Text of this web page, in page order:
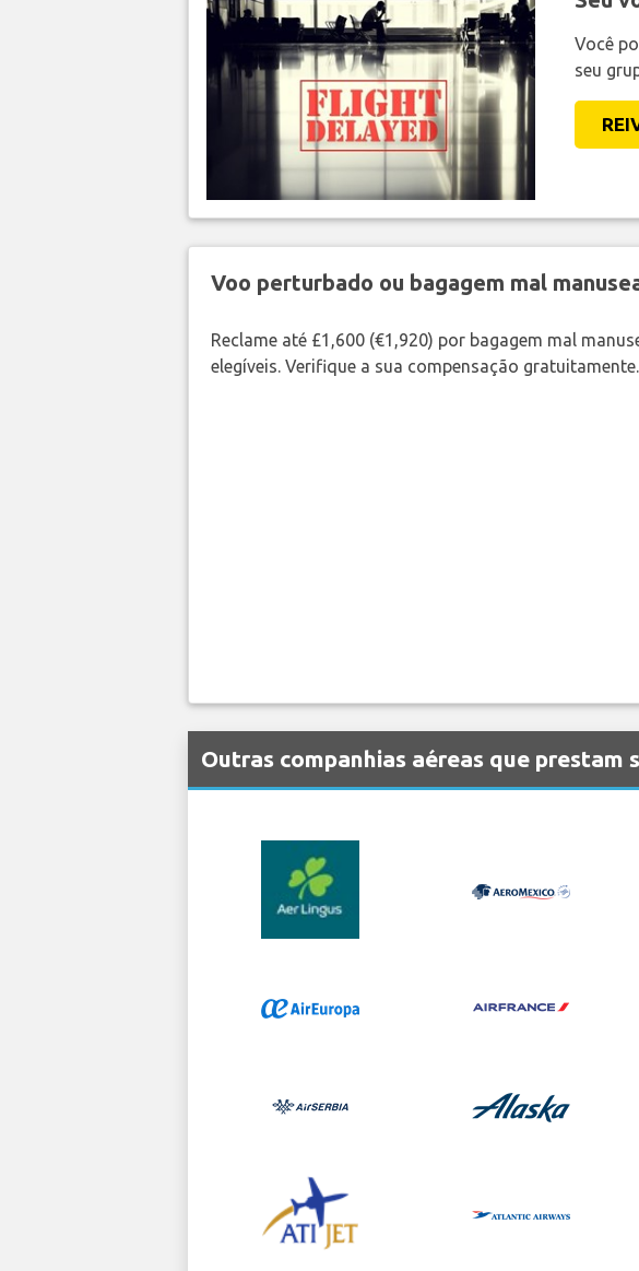
Você
seu
Voo perturbado ou bagagem mal
Reclame até £1,600 (€1,920) por bagagem mal
elegíveis. Verifique a sua compensação gratuitamente.
Outras companhias aéreas que